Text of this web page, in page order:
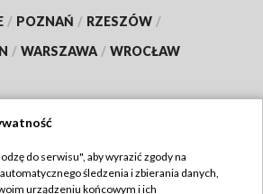
/ POZNAŃ / RZESZÓW /
/ WARSZAWA / WROCŁAW
TVP
do serwisu", aby wyrazić zgody na
śledzenia i zbierania danych,
urządzeniu końcowym i ich